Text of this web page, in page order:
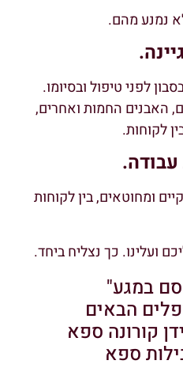
נמנע מהם.
לפני טיפול ובסיומו.
האבנים החמות ואחרים,
לקוחות.
ומחוטאים, בין לקוחות
ועלינו. כך נצליח ביחד.
במגע"
הבאים
קורונה ספא
ספא